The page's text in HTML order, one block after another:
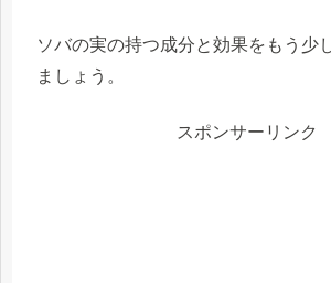
ソバの実の持つ成分と効果をもう少
ましょう。
スポンサーリンク